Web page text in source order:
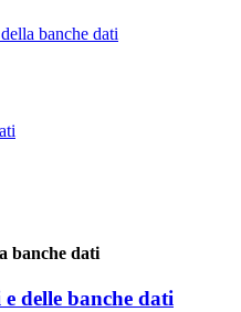
banche dati
banche dati
delle banche dati